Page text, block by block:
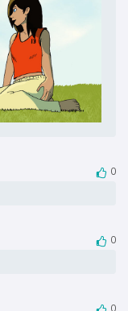
0
0